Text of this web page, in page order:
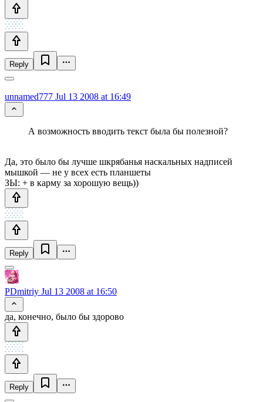
Reply
unnamed777 Jul 13 2008 at 16:49
А возможность вводить текст была бы полезной?
Да, это было бы лучше шкрябанья наскальных надписей
мышкой — не у всех есть планшеты
ЗЫ: + в карму за хорошую вещь))
Reply
PDmitriy Jul 13 2008 at 16:50
да, конечно, было бы здорово
Reply